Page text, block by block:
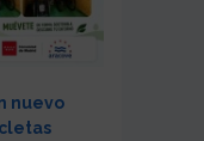
nuevo